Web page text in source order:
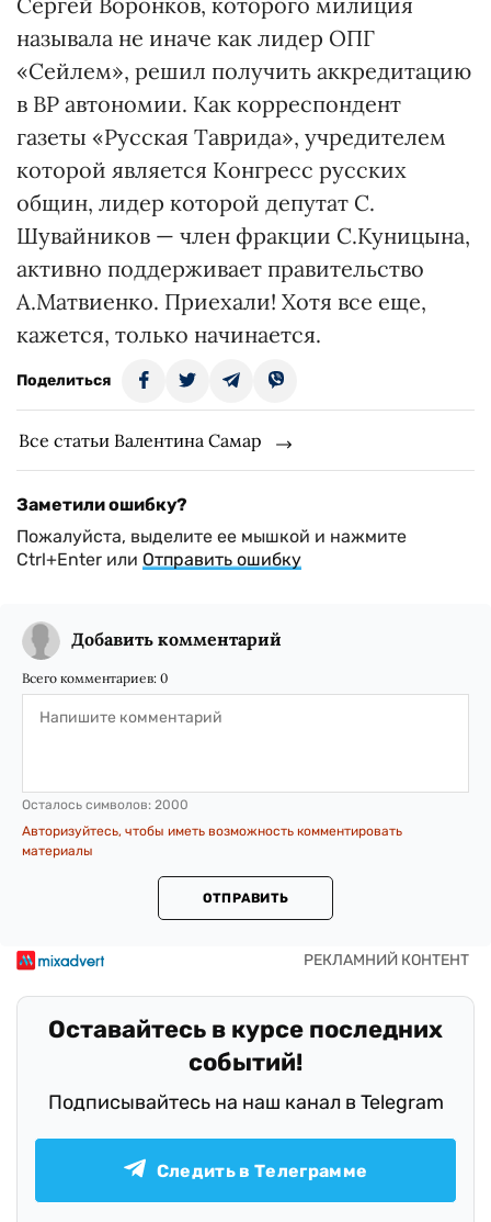
называла не иначе как лидер ОПГ
«Сейлем», решил получить аккредитацию
в ВР автономии. Как корреспондент
газеты «Русская Таврида», учредителем
которой является Конгресс русских
общин, лидер которой депутат С.
Шувайников — член фракции С.Куницына,
активно поддерживает правительство
А.Матвиенко. Приехали! Хотя все еще,
кажется, только начинается.
Поделиться
Все статьи Валентина Самар
Заметили ошибку?
Пожалуйста, выделите ее мышкой и нажмите
Ctrl+Enter или Отправить ошибку
Добавить комментарий
Всего комментариев: 0
Осталось символов: 2000
Авторизуйтесь, чтобы иметь возможность комментировать
материалы
ОТПРАВИТЬ
Оставайтесь в курсе последних
событий!
Подписывайтесь на наш канал в Telegram
Следить в Телеграмме